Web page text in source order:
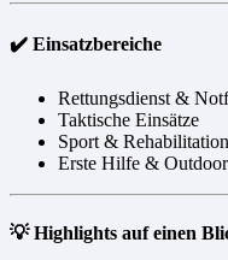
✔️ Einsatzbereiche
Rettungsdienst &
Taktische Einsätze
Sport & Rehabilitation
Erste Hilfe & Outdoor
💡 Highlights auf einen